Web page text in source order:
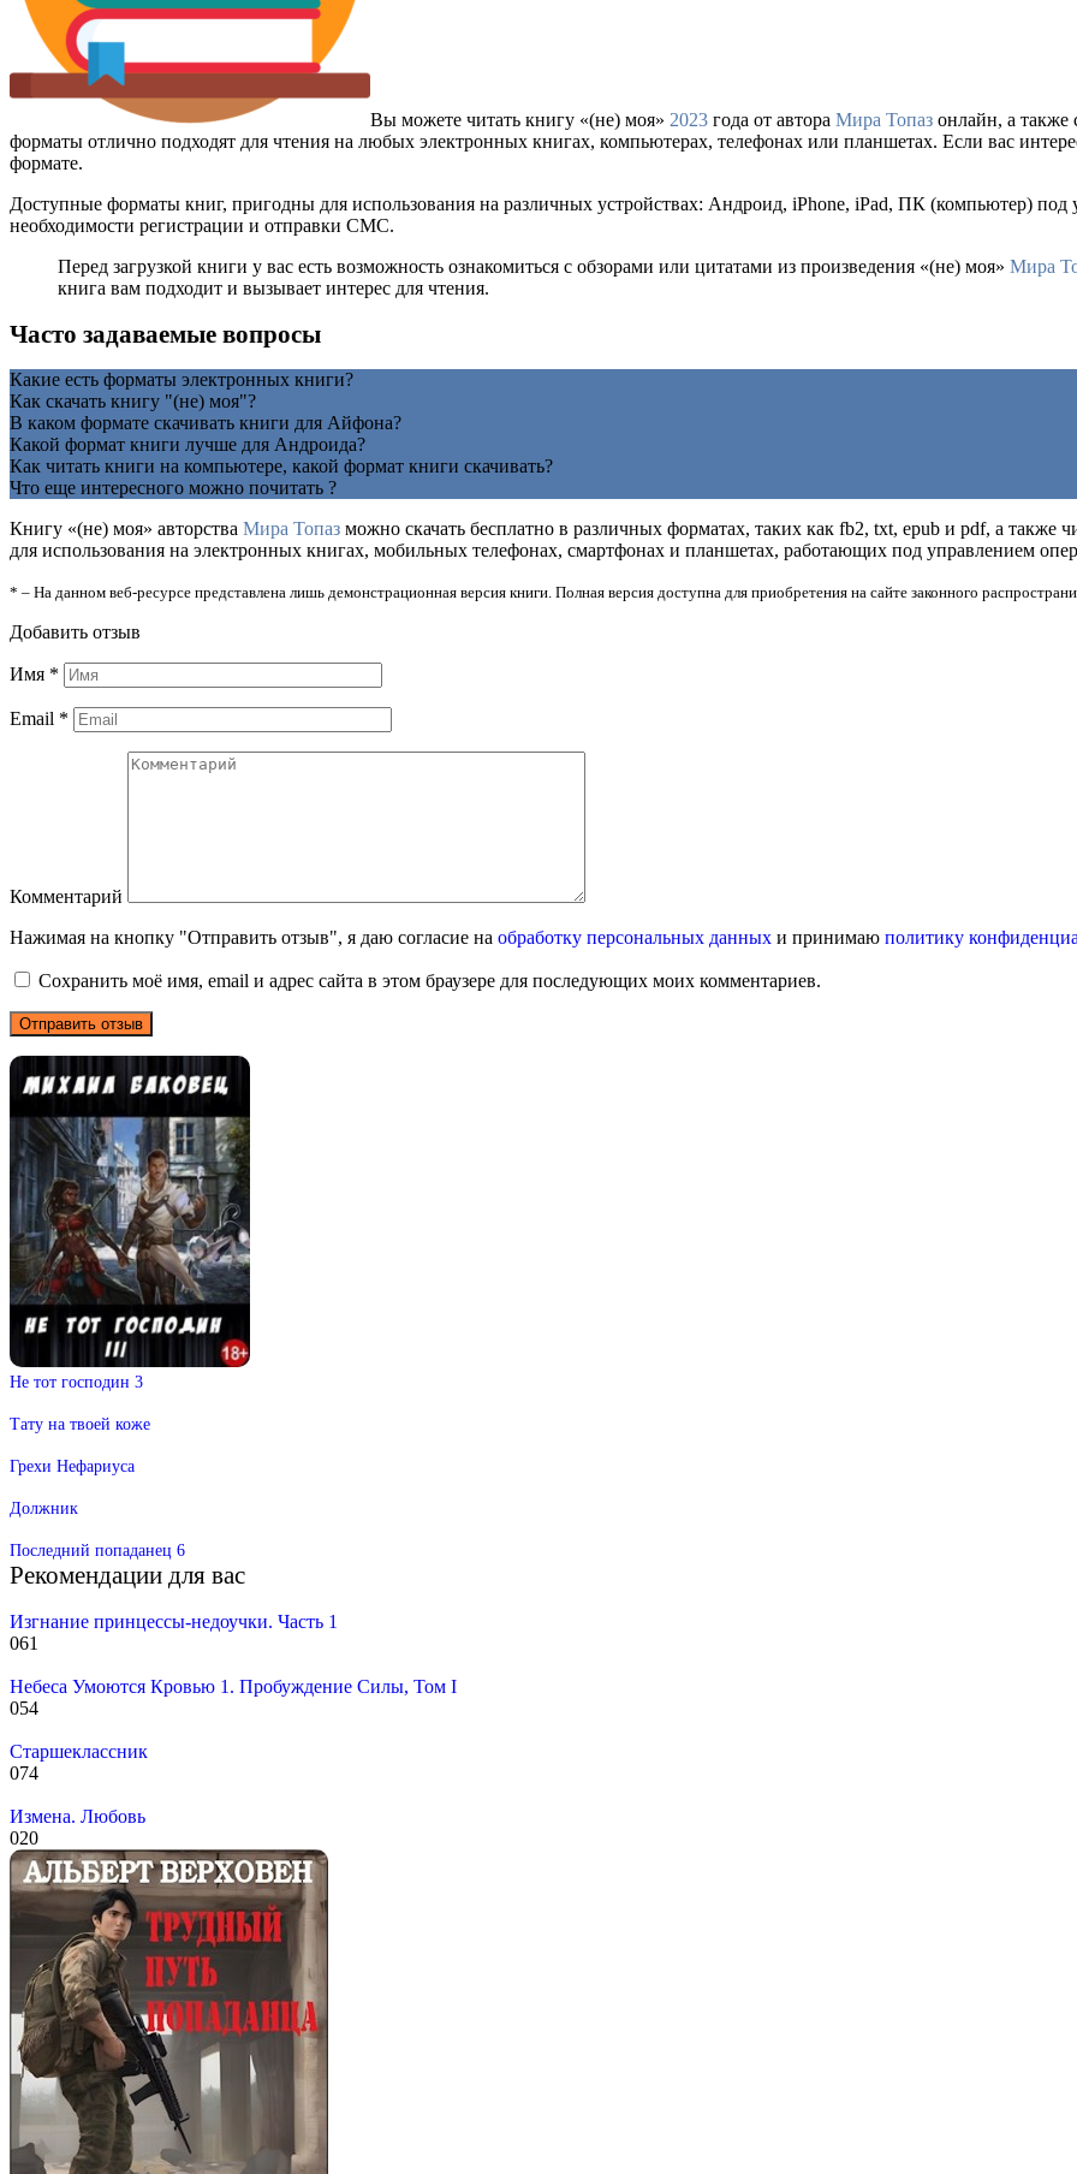
Вы можете читать книгу «(не) моя» 2023 года от автора Мира Топаз онлайн, а также
форматы отлично подходят для чтения на любых электронных книгах, компьютерах, телефонах или планшетах. Если вас
формате.
Доступные форматы книг, пригодны для использования на различных устройствах: Андроид, iPhone, iPad, ПК (компьютер)
необходимости регистрации и отправки СМС.
Перед загрузкой книги у вас есть возможность ознакомиться с обзорами или цитатами из произведения «(не) моя» Мира
книга вам подходит и вызывает интерес для чтения.
Часто задаваемые вопросы
Какие есть форматы электронных книги?
Как скачать книгу "(не) моя"?
В каком формате скачивать книги для Айфона?
Какой формат книги лучше для Андроида?
Как читать книги на компьютере, какой формат книги скачивать?
Что еще интересного можно почитать ?
Книгу «(не) моя» авторства Мира Топаз можно скачать бесплатно в различных форматах, таких как fb2, txt, epub и pdf, а
для использования на электронных книгах, мобильных телефонах, смартфонах и планшетах, работающих под управлением
* – На данном веб-ресурсе представлена лишь демонстрационная версия книги. Полная версия доступна для приобретения на сайте законного
Добавить отзыв
Имя *
Email *
Комментарий
Нажимая на кнопку "Отправить отзыв", я даю согласие на обработку персональных данных и принимаю политику
Сохранить моё имя, email и адрес сайта в этом браузере для последующих моих комментариев.
Не тот господин 3
Тату на твоей коже
Грехи Нефариуса
Должник
Последний попаданец 6
Рекомендации для вас
Изгнание принцессы-недоучки. Часть 1
061
Небеса Умоются Кровью 1. Пробуждение Силы, Том I
054
Старшеклассник
074
Измена. Любовь
020